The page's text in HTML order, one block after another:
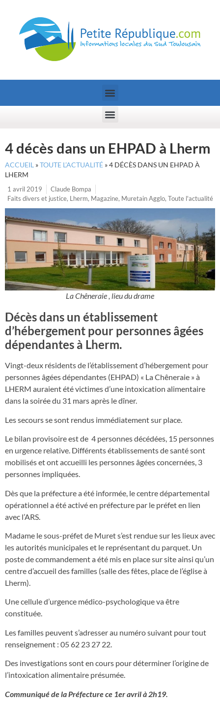
4 décès dans un EHPAD à Lherm
ACCUEIL »TOUTE L’ACTUALITÉ »4 DÉCÈS DANS UN EHPAD À
LHERM
1 avril 2019
Claude Bompa
Faits divers et justice, Lherm, Magazine, Muretain Agglo, Toute l'actualité
La Chêneraie , lieu du drame
Décès dans un établissement
d’hébergement pour personnes âgées
dépendantes à Lherm.
Vingt-deux résidents de l’établissement d’hébergement pour
personnes âgées dépendantes (EHPAD) « La Chêneraie » à
LHERM auraient été victimes d’une intoxication alimentaire
dans la soirée du 31 mars après le dîner.
Les secours se sont rendus immédiatement sur place.
Le bilan provisoire est de 4 personnes décédées, 15 personnes
en urgence relative. Différents établissements de santé sont
mobilisés et ont accueilli les personnes âgées concernées, 3
personnes impliquées.
Dès que la préfecture a été informée, le centre départemental
opérationnel a été activé en préfecture par le préfet en lien
avec l’ARS.
Madame le sous-préfet de Muret s’est rendue sur les lieux avec
les autorités municipales et le représentant du parquet. Un
poste de commandement a été mis en place sur site ainsi qu’un
centre d’accueil des familles (salle des fêtes, place de l’église à
Lherm).
Une cellule d’urgence médico-psychologique va être
constituée.
Les familles peuvent s’adresser au numéro suivant pour tout
renseignement : 05 62 23 27 22.
Des investigations sont en cours pour déterminer l’origine de
l’intoxication alimentaire présumée.
Communiqué de la Préfecture ce 1er avril à 2h19.